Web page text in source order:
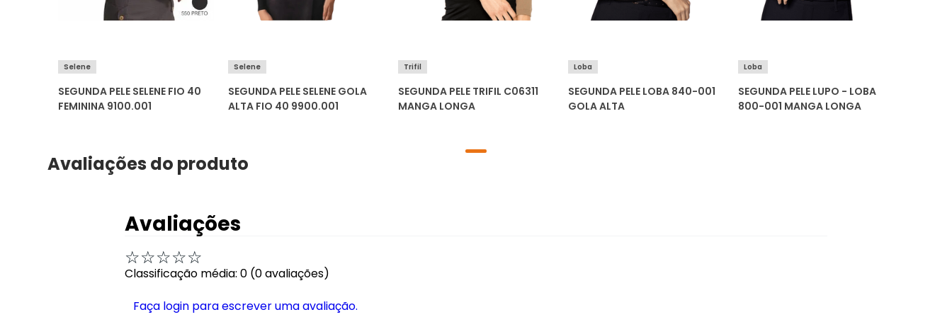
Selene
SEGUNDA PELE SELENE FIO 40
FEMININA 9100.001
Selene
SEGUNDA PELE SELENE GOLA
ALTA FIO 40 9900.001
Trifil
SEGUNDA PELE TRIFIL C06311
MANGA LONGA
Loba
SEGUNDA PELE LOBA 840-001
GOLA ALTA
Loba
SEGUNDA PELE LUPO - LOBA
800-001 MANGA LONGA
Avaliações do produto
Avaliações
☆☆☆☆☆
Classificação média: 0 (0 avaliações)
Faça login para escrever uma avaliação.